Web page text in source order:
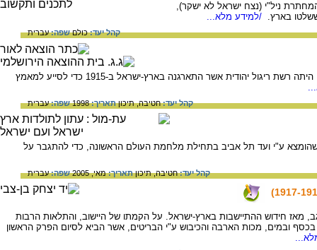
גיבורת ארגון המחתרת ניל"י (נצח ישראל לא ישקר),
בארץ. /למידע מלא...
קהל יעד:כולםשפה:עברית
ניל"י, ראשי תיבות של "נצח ישראל לא ישקר", היתה רשת ריגול יהודית אשר התארגנה בארץ-ישראל ב-1915 כדי לסייע למאמץ
קהל יעד:חטיבה,תיכוןתאריך:1998 שפה:עברית
ע"י ועד תל אביב בתחילת מלחמת העולם הראשונה, כדי להתגבר על
קהל יעד:חטיבה,תיכוןתאריך:מאי, 2005 שפה:עברית
הראשון בנגב, מאז חידוש ההתיישבות בארץ-ישראל. על הקמתו של היישוב, והתלאות הרבות
ובמים, מכות הארבה והכיבוש ע"י הבריטים, אשר הביא לסיום הפרק הראשון